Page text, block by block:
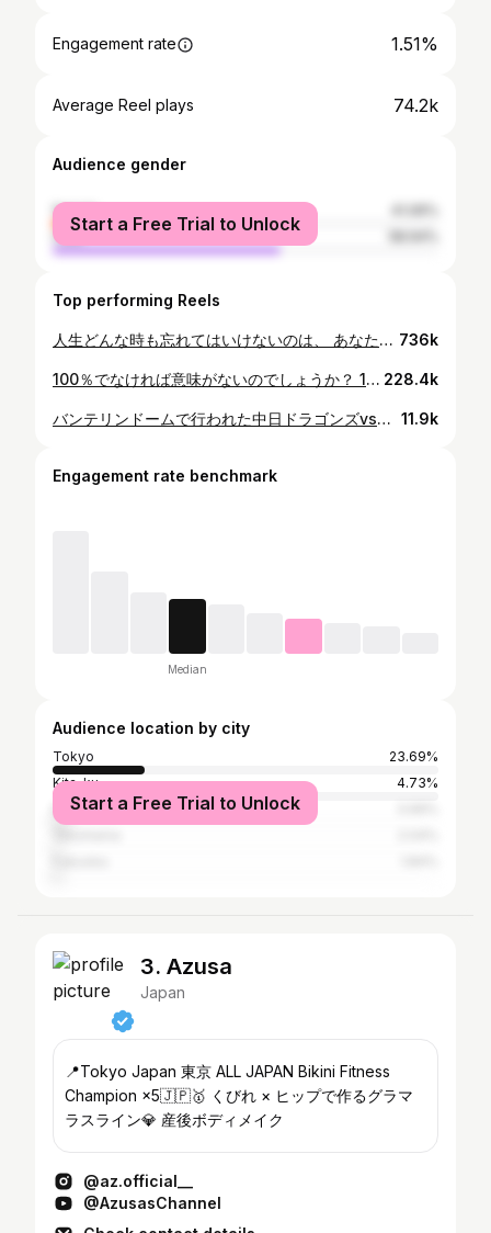
Engagement rate 1.51%
Average Reel plays 74.2k
Audience gender
female
male
Start a Free Trial to Unlock
Top performing Reels
人生どんな時も忘れてはいけないのは、 あなたの人生の主役は、あなただということです。 たとえ、、、、 人にあなたにはそんなことはできないと言われようとも、 ひどい挫折をして二度と立ち上がれないと思ったときでも、 悲しみのあまり目から涙がとまらないときでも、 どんなときでも、 あなたはあなたの一番の味方です、 自分自身を決して見放すことなく、 どこまでも信じてあげてください そうしていれば、必ず道は開けます、 笑顔にあふれた幸せな未来が待っていますから バンコク🇹🇭武者修行✨✨✨✨ 心まで美しい人😭✨✨✨✨✨✨✨ 本当にお会いできて嬉しいです😭 @porra_pla #武者修行 #自分と未来は変えられる 736k
100％でなければ意味がないのでしょうか？ 100％理想じゃなくても、そこに近づけるように８０％でも、３０％でもいいから、実現に近づけることが大切。 【大変】大きく変われるチャンスだから、【大変】 @favo_link #自分と未来は変えられる 228.4k
バンテリンドームで行われた中日ドラゴンズvsヤクルトスワローズ戦で始球式をさせていただきました 小さい頃から、生粋のドラゴンズファン❤️⚾️ 夢にまで見た、バンテリンドームでの始球式をさせていただけるとは、本当に感無量です。夢が叶いました😭 夢のような時間を過ごさせていただき、ありがとうございました。ほんとうに幸せでした😭 選手の皆様、関係者の皆様、ドラゴンズファンの皆様、 野球ファンの皆様！！本当にありがとうございました🙇‍♂️ ⁡ 選手の皆様とファンの皆様の熱い情熱にふれて感動しております😭✨✨幸せです。ありがとうございました🙇‍♂️ 素晴らしい写真ありがとうございました😭 @1970osaka2025 @chunichidragonsofficial #中日ドラゴンズ #ビキニフィットネス ⁡ 11.9k
Engagement rate benchmark
Median
Audience location by city
Tokyo
23.69%
Kita-ku
4.73%
Nagoya
Start a Free Trial to Unlock
3. Azusa
Japan
📍Tokyo Japan 東京 ALL JAPAN Bikini Fitness
Champion ×5🇯🇵🥇 くびれ × ヒップで作るグラマ
ラスライン💎 産後ボディメイク
@az.official__
@AzusasChannel